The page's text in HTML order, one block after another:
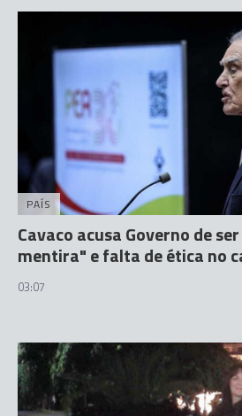
PAÍS
Cavaco acusa Governo de
mentira" e falta de ética no
03:07